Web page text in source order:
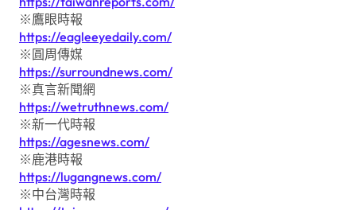
※鷹眼時報
https://eagleeyedaily.com/
※圓周傳媒
https://surroundnews.com/
※真言新聞網
https://wetruthnews.com/
※新一代時報
https://agesnews.com/
※鹿港時報
https://lugangnews.com/
※中台灣時報